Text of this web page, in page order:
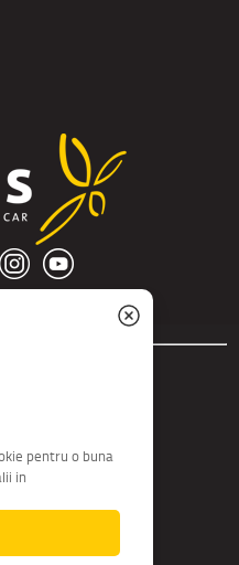
pentru o buna
in